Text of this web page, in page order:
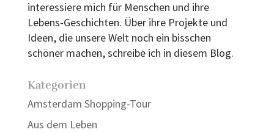
interessiere mich für Menschen und ihre
Lebens-Geschichten. Über ihre Projekte und
Ideen, die unsere Welt noch ein bisschen
schöner machen, schreibe ich in diesem Blog.
Kategorien
Amsterdam Shopping-Tour
Aus dem Leben